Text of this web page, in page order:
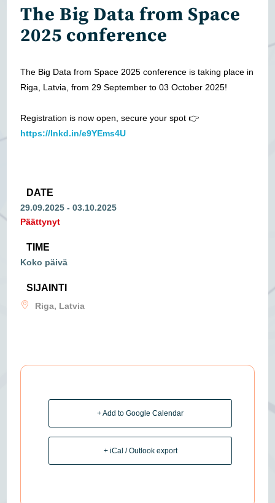
The Big Data from Space
2025 conference
The Big Data from Space 2025 conference is taking place in
Riga, Latvia, from 29 September to 03 October 2025!
Registration is now open, secure your spot 👉
https://lnkd.in/e9YEms4U
DATE
29.09.2025 - 03.10.2025
Päättynyt
TIME
Koko päivä
SIJAINTI
Riga, Latvia
+ Add to Google Calendar
+ iCal / Outlook export